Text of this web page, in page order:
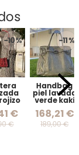
-10 %
€
€
-11 %
Handbag
piel lavada
verde kaki
168,21 €
189,00 €